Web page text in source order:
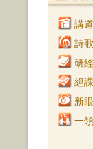
講
詩
研
經
新
一